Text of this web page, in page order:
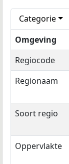
Categorie
Omgeving
Regiocode
Regionaam
Soort regio
Oppervlakte